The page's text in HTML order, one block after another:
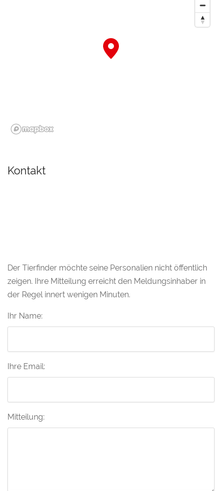
Kontakt
Der Tierfinder möchte seine Personalien nicht öffentlich
zeigen. Ihre Mitteilung erreicht den Meldungsinhaber in
der Regel innert wenigen Minuten.
Ihr Name:
Ihre Email:
Mitteilung: